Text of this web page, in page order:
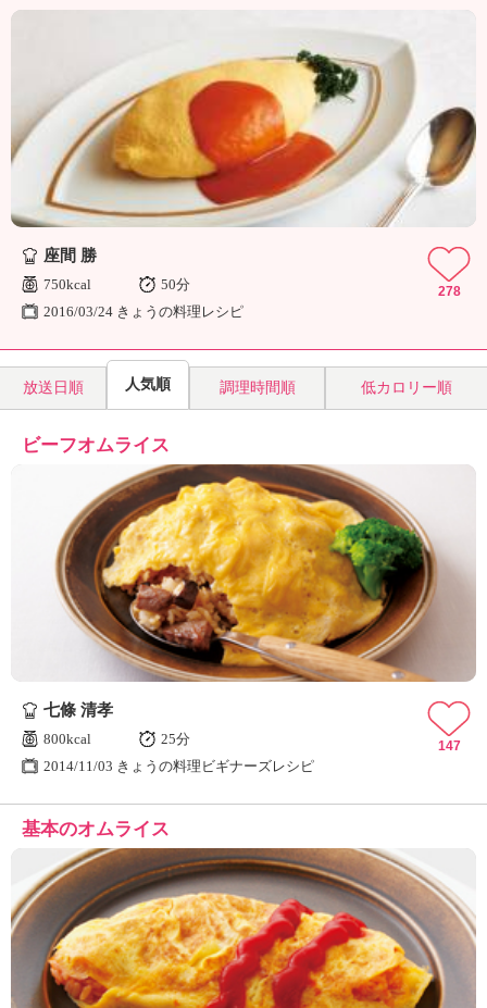
「
み
ん
の
の
理
」
座間 勝
750kcal
50分
2016/03/24 きょうの料理レシピ
278
放送日順 人気順 調理時間順 低カロリー順
ビーフオムライス
七條 清孝
800kcal
25分
2014/11/03 きょうの料理ビギナーズレシピ
147
基本のオムライス